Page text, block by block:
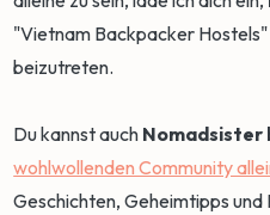
"Vietnam Backpacker
beizutreten.
Du kannst auch
wohlwollenden Community
Geschichten, Geheimtipps